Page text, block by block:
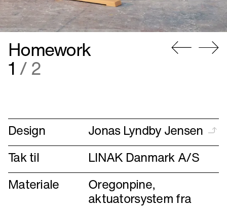
Design
Jonas Lyndby Jensen
Tak til
LINAK Danmark A/S
Mål
H 60-120 cm
L 120 cm
D 70 cm
Projektbeskrivelse